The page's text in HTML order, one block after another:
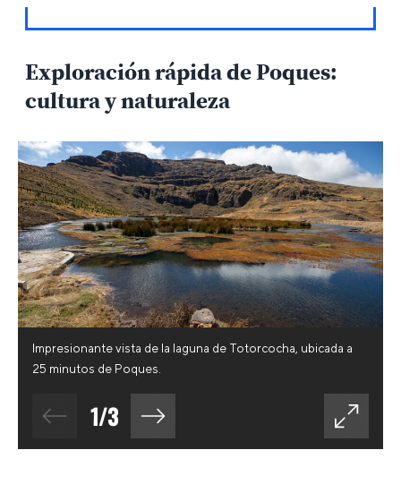
Exploración rápida de Poques:
cultura y naturaleza
Impresionante vista de la laguna de Totorcocha, ubicada a
25 minutos de Poques.
1/3